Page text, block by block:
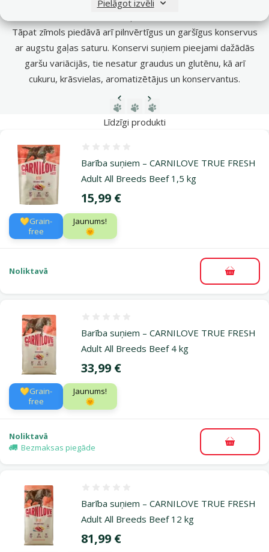
Pielāgot izvēli
Tāpat zīmols piedāvā arī pilnvērtīgus un garšīgus konservus
ar augstu gaļas saturu. Konservi suņiem pieejami dažādās
garšu variācijās, tie nesatur graudus un glutēnu, kā arī
cukuru, krāsvielas, aromatizētājus un konservantus.
Iepriekšējā lapa
Nākamā lapa
Līdzīgi produkti
Barība suņiem – CARNILOVE TRUE FRESH
Adult All Breeds Beef 1,5 kg
Cena
15,99 €
💛Grain-
free
Jaunums!
🌞
Noliktavā
Barība suņiem – CARNILOVE TRUE FRESH
Adult All Breeds Beef 4 kg
Cena
33,99 €
💛Grain-
free
Jaunums!
🌞
Noliktavā
Bezmaksas piegāde
Barība suņiem – CARNILOVE TRUE FRESH
Adult All Breeds Beef 12 kg
Cena
81,99 €